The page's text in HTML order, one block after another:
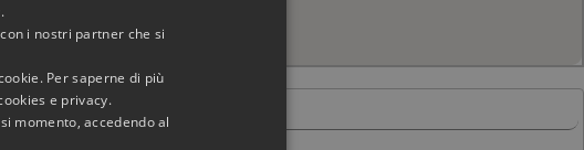
i nostri partner che si
Per saperne di più
e privacy.
momento, accedendo al